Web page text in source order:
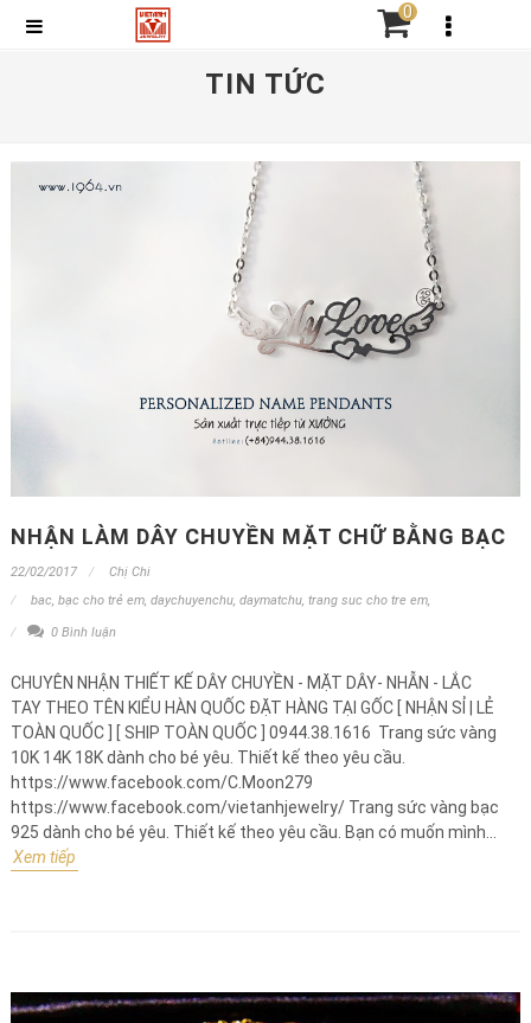
0
TIN TỨC
NHẬN LÀM DÂY CHUYỀN MẶT CHỮ BẰNG BẠC
22/02/2017
Chị Chi
bac, bạc cho trẻ em, daychuyenchu, daymatchu, trang suc cho tre em,
0 Bình luận
CHUYÊN NHẬN THIẾT KẾ DÂY CHUYỀN - MẶT DÂY- NHẪN - LẮC
TAY THEO TÊN KIỂU HÀN QUỐC ĐẶT HÀNG TẠI GỐC [ NHẬN SỈ | LẺ
TOÀN QUỐC ] [ SHIP TOÀN QUỐC ] 0944.38.1616 Trang sức vàng
10K 14K 18K dành cho bé yêu. Thiết kế theo yêu cầu.
https://www.facebook.com/C.Moon279
https://www.facebook.com/vietanhjewelry/ Trang sức vàng bạc
925 dành cho bé yêu. Thiết kế theo yêu cầu. Bạn có muốn mình...
Xem tiếp